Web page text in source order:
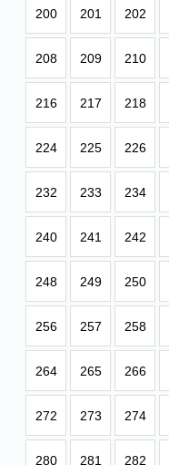
200 201 202
208 209 210
216 217 218
224 225 226
232 233 234
240 241 242
248 249 250
256 257 258
264 265 266
272 273 274
280 281 282